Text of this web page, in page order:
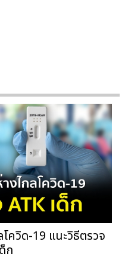
ควิด-19 แนะวิธีตรวจ
ก